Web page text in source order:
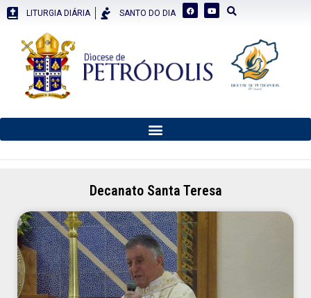
LITURGIA DIÁRIA SANTO DO DIA
Decanato Santa Teresa